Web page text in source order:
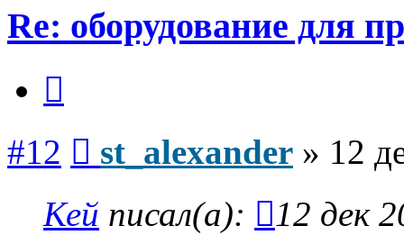
Re: оборудование для
#12 st_alexander » 12
Кей писал(а):
12 дек